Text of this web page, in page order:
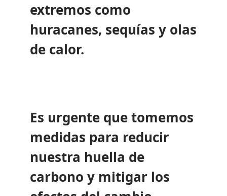
extremos como
huracanes, sequías y olas
de calor.
Es urgente que tomemos
medidas para reducir
nuestra huella de
carbono y mitigar los